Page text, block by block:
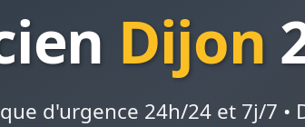
Dijon
d'urgence 24h/24 et 7j/7 •